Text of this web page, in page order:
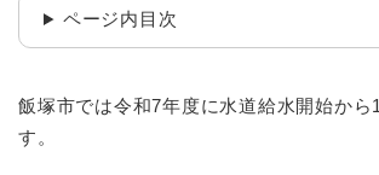
ページ内目次
飯塚市では令和7年度に水道給水開始から
す。